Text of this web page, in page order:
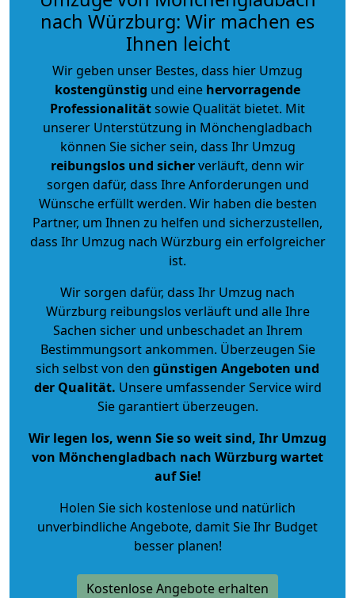
nach Würzburg: Wir machen es
Ihnen leicht
Wir geben unser Bestes, dass hier Umzug
kostengünstig und eine hervorragende
Professionalitätsowie Qualität bietet. Mit
unserer Unterstützung in Mönchengladbach
können Sie sicher sein, dass Ihr Umzug
reibungslos und sicherverläuft, denn wir
sorgen dafür, dass Ihre Anforderungen und
Wünsche erfüllt werden. Wir haben die besten
Partner, um Ihnen zu helfen und sicherzustellen,
dass Ihr Umzug nach Würzburg ein erfolgreicher
ist.
Wir sorgen dafür, dass Ihr Umzug nach
Würzburg reibungslos verläuft und alle Ihre
Sachen sicher und unbeschadet an Ihrem
Bestimmungsort ankommen. Überzeugen Sie
sich selbst von den günstigen Angeboten und
der Qualität. Unsere umfassender Service wird
Sie garantiert überzeugen.
Wir legen los, wenn Sie so weit sind, Ihr Umzug
von Mönchengladbach nach Würzburg wartet
auf Sie!
Holen Sie sich kostenlose und natürlich
unverbindliche Angebote, damit Sie Ihr Budget
besser planen!
Kostenlose Angebote erhalten